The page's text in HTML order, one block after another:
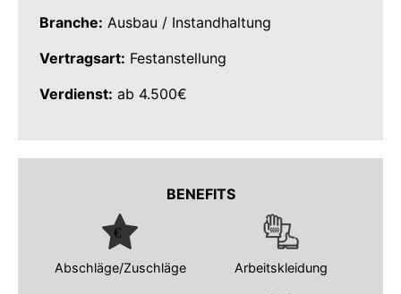
Branche: Ausbau / Instandhaltung
Vertragsart: Festanstellung
Verdienst: ab 4.500€
BENEFITS
Abschläge/Zuschläge Arbeitskleidung